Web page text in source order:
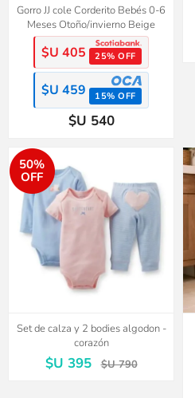
Gorro JJ cole Corderito Bebés 0-6
Meses Otoño/invierno Beige
$U 405 25% OFF
$U 459 15% OFF
$U 540
50%
OFF
Set de calza y 2 bodies algodon -
corazón
$U 395 $U 790